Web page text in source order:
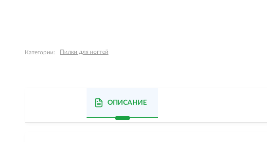
Категории: Пилки для ногтей
ОПИСАНИЕ